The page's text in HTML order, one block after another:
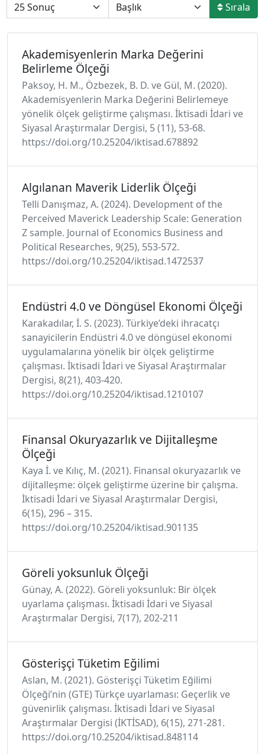
Sırala
Akademisyenlerin Marka Değerini
Belirleme Ölçeği
Paksoy, H. M., Özbezek, B. D. ve Gül, M. (2020).
Akademisyenlerin Marka Değerini Belirlemeye
yönelik ölçek geliştirme çalışması. İktisadi İdari ve
Siyasal Araştırmalar Dergisi, 5 (11), 53-68.
https://doi.org/10.25204/iktisad.678892
Algılanan Maverik Liderlik Ölçeği
Telli Danışmaz, A. (2024). Development of the
Perceived Maverick Leadership Scale: Generation
Z sample. Journal of Economics Business and
Political Researches, 9(25), 553-572.
https://doi.org/10.25204/iktisad.1472537
Endüstri 4.0 ve Döngüsel Ekonomi Ölçeği
Karakadılar, İ. S. (2023). Türkiye’deki ihracatçı
sanayicilerin Endüstri 4.0 ve döngüsel ekonomi
uygulamalarına yönelik bir ölçek geliştirme
çalışması. İktisadi İdari ve Siyasal Araştırmalar
Dergisi, 8(21), 403-420.
https://doi.org/10.25204/iktisad.1210107
Finansal Okuryazarlık ve Dijitalleşme
Ölçeği
Kaya İ. ve Kılıç, M. (2021). Finansal okuryazarlık ve
dijitalleşme: ölçek geliştirme üzerine bir çalışma.
İktisadi İdari ve Siyasal Araştırmalar Dergisi,
6(15), 296 – 315.
https://doi.org/10.25204/iktisad.901135
Göreli yoksunluk Ölçeği
Günay, A. (2022). Göreli yoksunluk: Bir ölçek
uyarlama çalışması. İktisadi İdari ve Siyasal
Araştırmalar Dergisi, 7(17), 202-211
Gösterişçi Tüketim Eğilimi
Aslan, M. (2021). Gösterişçi Tüketim Eğilimi
Ölçeği’nı̇n (GTE) Türkçe uyarlaması: Geçerlik ve
güvenirlik çalışması. İktisadi İdari ve Siyasal
Araştırmalar Dergisi (İKTİSAD), 6(15), 271-281.
https://doi.org/10.25204/iktisad.848114